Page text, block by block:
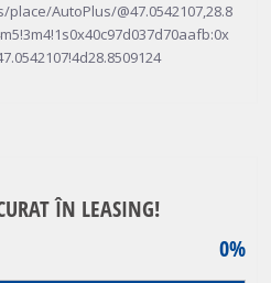
AutoPlus/@47.0542107,28.8
ÎN LEASING!
0%